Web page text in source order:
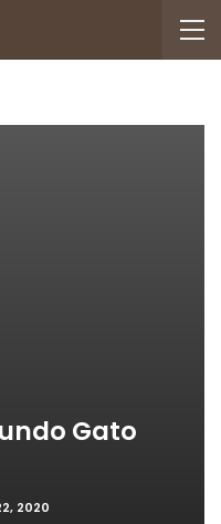
Gato
2020